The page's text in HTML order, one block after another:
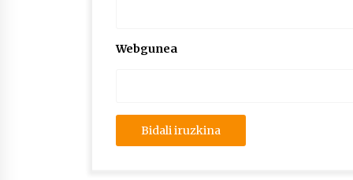
Webgunea